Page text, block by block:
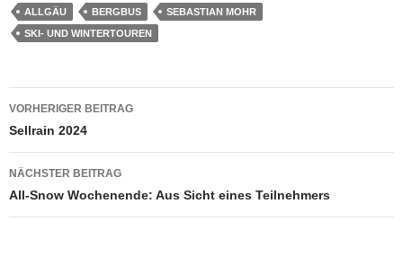
ALLGÄU BERGBUS
SEBASTIAN MOHR
SKI- UND WINTERTOUREN
Beitragsnavigation
VORHERIGER BEITRAG
Sellrain 2024
NÄCHSTER BEITRAG
All-Snow Wochenende: Aus Sicht eines Teilnehmers